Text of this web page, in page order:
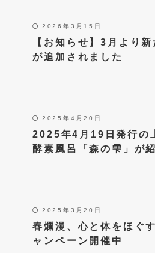
2026年3月15日
【お知らせ】3月より
が追加されました
2025年4月20日
2025年4月19日発行の
酵素風呂「森の雫」が
2025年3月20日
春爛漫、心と体をほぐ
ャンペーン開催中